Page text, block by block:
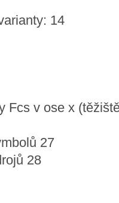
14
Fcs v ose x
27
28